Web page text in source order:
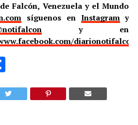
Falcón, Venezuela y el Mundo
síguenos en Instagramy
y en
Compartir